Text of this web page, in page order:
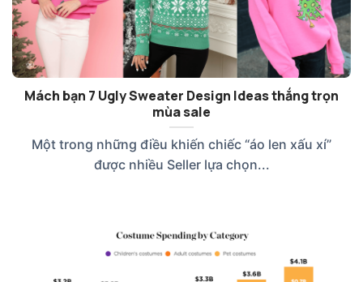
Mách bạn 7 Ugly Sweater Design Ideas thắng trọn
mùa sale
Một trong những điều khiến chiếc “áo len xấu xí”
được nhiều Seller lựa chọn...